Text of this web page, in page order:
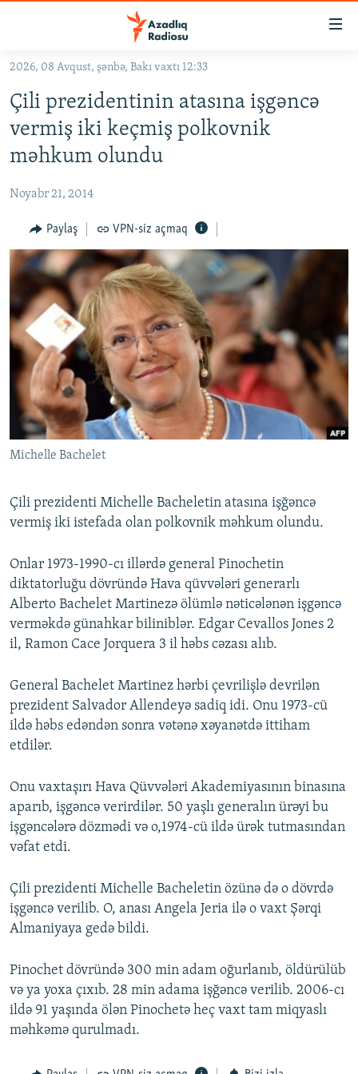
Əsas
qayıt
Əsas
naviqasiyaya
qayıt
#İZAHLA
KORRUPSIOMETR
FƏRQƏ BAX
QANUNI DOĞRU
ARAŞDIRMA
MULTIMEDIA
VIDEO
FOTOQALEREYA
İNFOQRAFIKA
KARIKATURA
RADIO ARXIV
OXU ZALI
AZƏRBAYCAN ƏDƏBIYYATI KITABXANASI
İSLAM VƏ DEMOKRATIYA
İZ - MƏDƏNIYYƏT PROQRAMI
HAQQIMIZDA
MISSIYAMIZ
PEŞƏ ETIKASI VƏ JURNALISTIKA STANDARTLARIMIZ
MATERIALLARIMIZDAN ISTIFADƏ
AZADLIQRADIOSU MOBIL TELEFONUNUZDA
XƏBƏR BÜLLETENLƏRIMIZ
BIZI IZLƏ
RFE/RL-in bütün saytları
2026, 08 Avqust, şənbə, Bakı vaxtı 12:33
Çili prezidentinin atasına işgəncə
vermiş iki keçmiş polkovnik
məhkum olundu
Noyabr 21, 2014
Paylaş VPN-siz açmaq
Michelle Bachelet
Çili prezidenti Michelle Bacheletin atasına işğəncə
vermiş iki istefada olan polkovnik məhkum olundu.
Onlar 1973-1990-cı illərdə general Pinochetin
diktatorluğu dövründə Hava qüvvələri generarlı
Alberto Bachelet Martinezə ölümlə nəticələnən işgəncə
verməkdə günahkar biliniblər. Edgar Cevallos Jones 2
il, Ramon Cace Jorquera 3 il həbs cəzası alıb.
General Bachelet Martinez hərbi çevrilişlə devrilən
prezident Salvador Allendeyə sadiq idi. Onu 1973-cü
ildə həbs edəndən sonra vətənə xəyanətdə ittiham
etdilər.
Onu vaxtaşırı Hava Qüvvələri Akademiyasının binasına
aparıb, işgəncə verirdilər. 50 yaşlı generalın ürəyi bu
işgəncələrə dözmədi və o,1974-cü ildə ürək tutmasından
vəfat etdi.
Çili prezidenti Michelle Bacheletin özünə də o dövrdə
işgəncə verilib. O, anası Angela Jeria ilə o vaxt Şərqi
Almaniyaya gedə bildi.
Pinochet dövründə 300 min adam oğurlanıb, öldürülüb
və ya yoxa çıxıb. 28 min adama işğəncə verilib. 2006-cı
ildə 91 yaşında ölən Pinochetə heç vaxt tam miqyaslı
məhkəmə qurulmadı.